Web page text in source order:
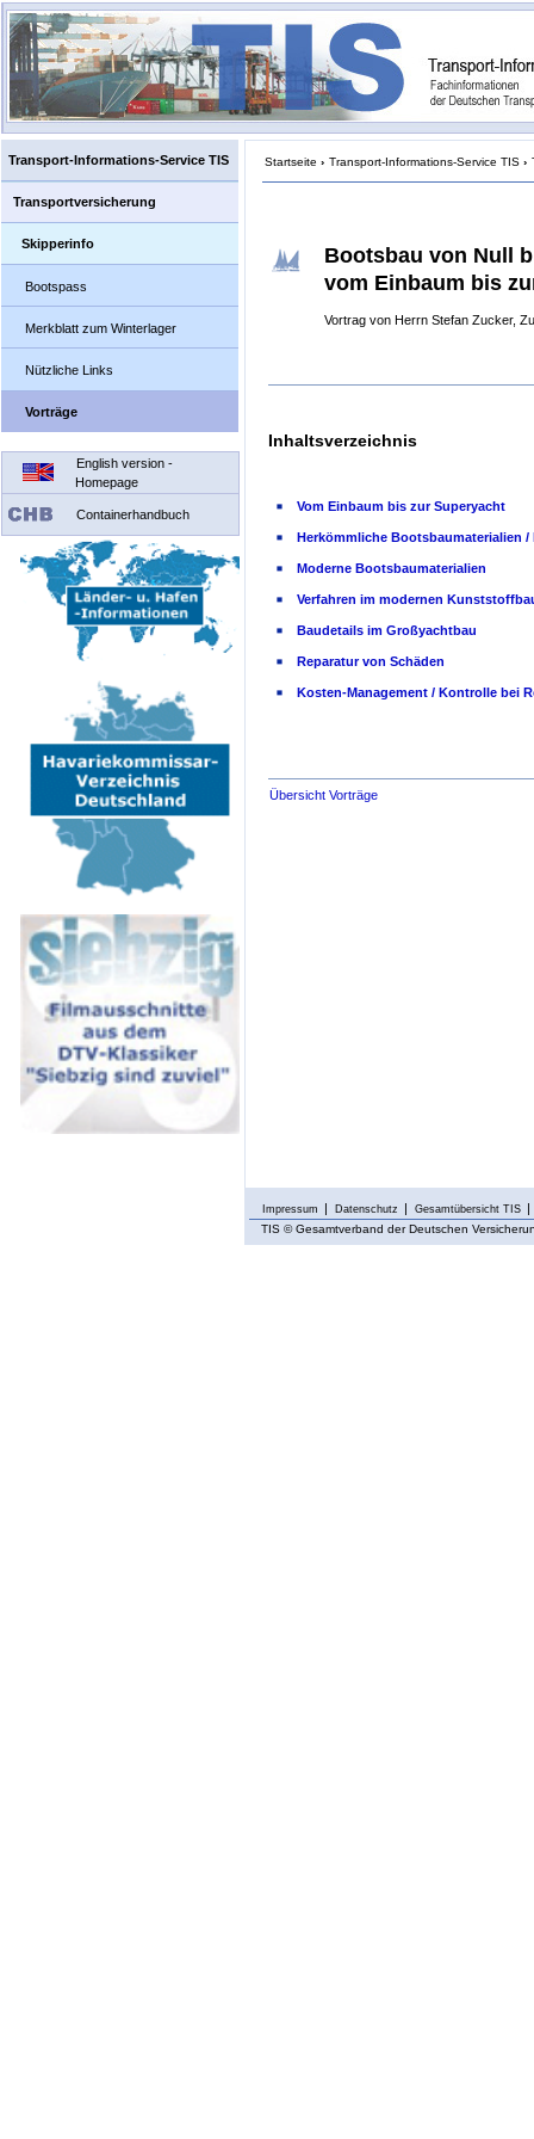
Transport-Informations-Service TIS
Transportversicherung
Skipperinfo
Bootspass
Merkblatt zum Winterlager
Nützliche Links
Vorträge
English version -
Homepage
Containerhandbuch
Startseite › Transport-Informations-Service TIS ›
Bootsbau von Null
vom Einbaum bis
Vortrag von Herrn Stefan Zucker,
Inhaltsverzeichnis
Vom Einbaum bis zur Superyacht
Herkömmliche Bootsbaumaterialien /
Moderne Bootsbaumaterialien
Verfahren im modernen
Baudetails im Großyachtbau
Reparatur von Schäden
Kosten-Management / Kontrolle bei
Übersicht Vorträge
Impressum Datenschutz Gesamtübersicht TIS
TIS © Gesamtverband der Deutschen